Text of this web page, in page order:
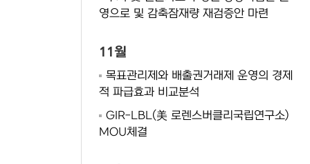
영으로 및 감축잠재량 재검증안 마련
11월
목표관리제와 배출권거래제 운영의 경제
적 파급효과 비교분석
GIR-LBL(美 로렌스버클리국립연구소)
MOU체결